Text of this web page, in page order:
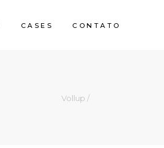
CASES CONTATO
Vollup /